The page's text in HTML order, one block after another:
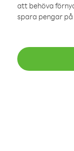
att behöva
spara pengar